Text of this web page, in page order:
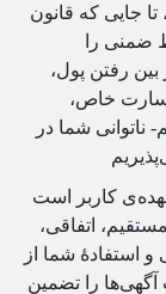
تا جایی که قانون
ضمنی را
رفتن پول،
خاص،
ناتوانی شما در
کاربر است
اتفاقى،
استفادهٔ شما از
آگهی‌ها را تضمین